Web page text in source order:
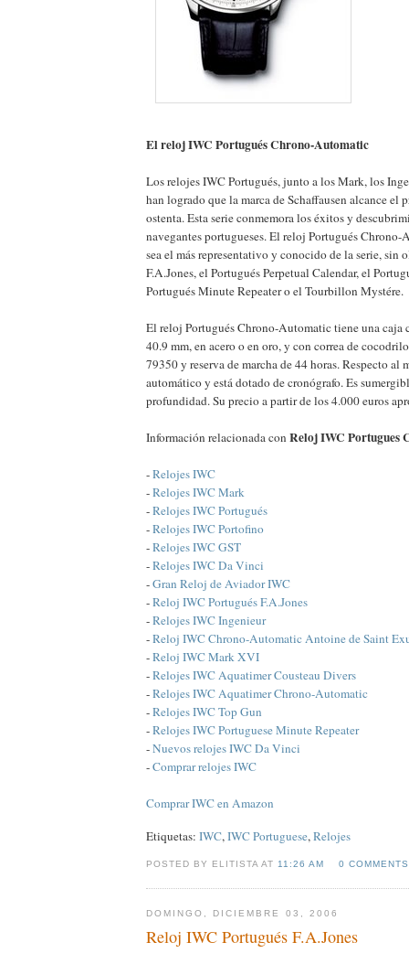
El reloj IWC Portugués Chrono-Automatic
Los relojes IWC Portugués, junto a los Mark, los
han logrado que la marca de Schaffausen alcance el
ostenta. Esta serie conmemora los éxitos y
navegantes portugueses. El reloj Portugués Chrono-
sea el más representativo y conocido de la serie, sin
F.A.Jones, el Portugués Perpetual Calendar, el
Portugués Minute Repeater o el Tourbillon Mystére.
El reloj Portugués Chrono-Automatic tiene una caja
40.9 mm, en acero o en oro, y con correa de
79350 y reserva de marcha de 44 horas. Respecto al
automático y está dotado de cronógrafo. Es
profundidad. Su precio a partir de los 4.000 euros
Información relacionada con Reloj IWC Portugues
-Relojes IWC
-Relojes IWC Mark
-Relojes IWC Portugués
-Relojes IWC Portofino
-Relojes IWC GST
-Relojes IWC Da Vinci
-Gran Reloj de Aviador IWC
-Reloj IWC Portugués F.A.Jones
-Relojes IWC Ingenieur
-Reloj IWC Chrono-Automatic Antoine de Saint
-Reloj IWC Mark XVI
-Relojes IWC Aquatimer Cousteau Divers
-Relojes IWC Aquatimer Chrono-Automatic
-Relojes IWC Top Gun
-Relojes IWC Portuguese Minute Repeater
-Nuevos relojes IWC Da Vinci
-Comprar relojes IWC
Comprar IWC en Amazon
Etiquetas: IWC,IWC Portuguese,Relojes
POSTED BY ELITISTA AT 11:26 AM 0 COMMENTS
DOMINGO, DICIEMBRE 03, 2006
Reloj IWC Portugués F.A.Jones